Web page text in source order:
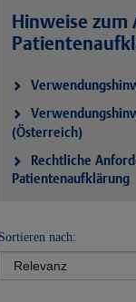
Hinweise
(Österreich)
Rechtliche
Patientenaufklärung
Sortieren nach: